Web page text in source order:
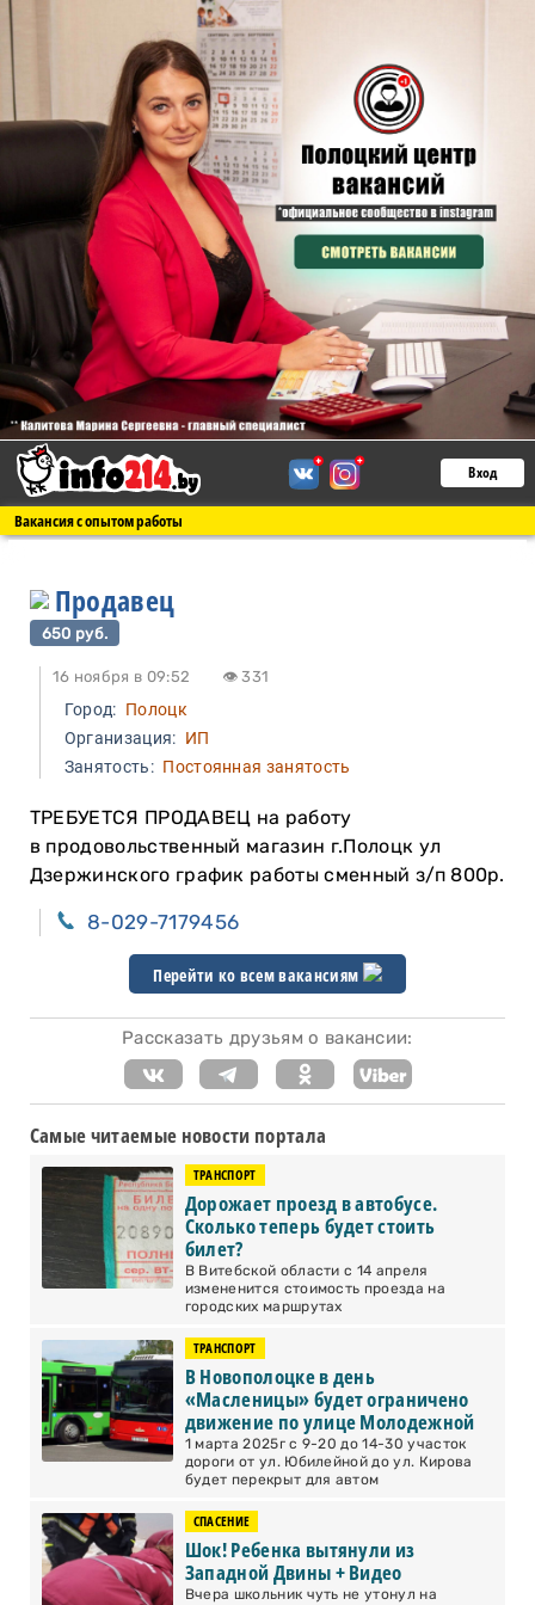
Вход
Вакансия с опытом работы
Продавец
650 руб.
16 ноября в 09:52 👁 331
Город: Полоцк
Организация: ИП
Занятость:Постоянная занятость
ТРЕБУЕТСЯ ПРОДАВЕЦ на работу
в продовольственный магазин г.Полоцк ул
Дзержинского график работы сменный з/п 800р.
8-029-7179456
Перейти ко всем вакансиям
Рассказать друзьям о вакансии:
Самые читаемые новости портала
ТРАНСПОРТ
Дорожает проезд в автобусе.
Сколько теперь будет стоить
билет?
В Витебской области с 14 апреля
измененится стоимость проезда на
городских маршрутах
ТРАНСПОРТ
В Новополоцке в день
«Масленицы» будет ограничено
движение по улице Молодежной
1 марта 2025г с 9-20 до 14-30 участок
дороги от ул. Юбилейной до ул. Кирова
будет перекрыт для автом
СПАСЕНИЕ
Шок! Ребенка вытянули из
Западной Двины + Видео
Вчера школьник чуть не утонул на